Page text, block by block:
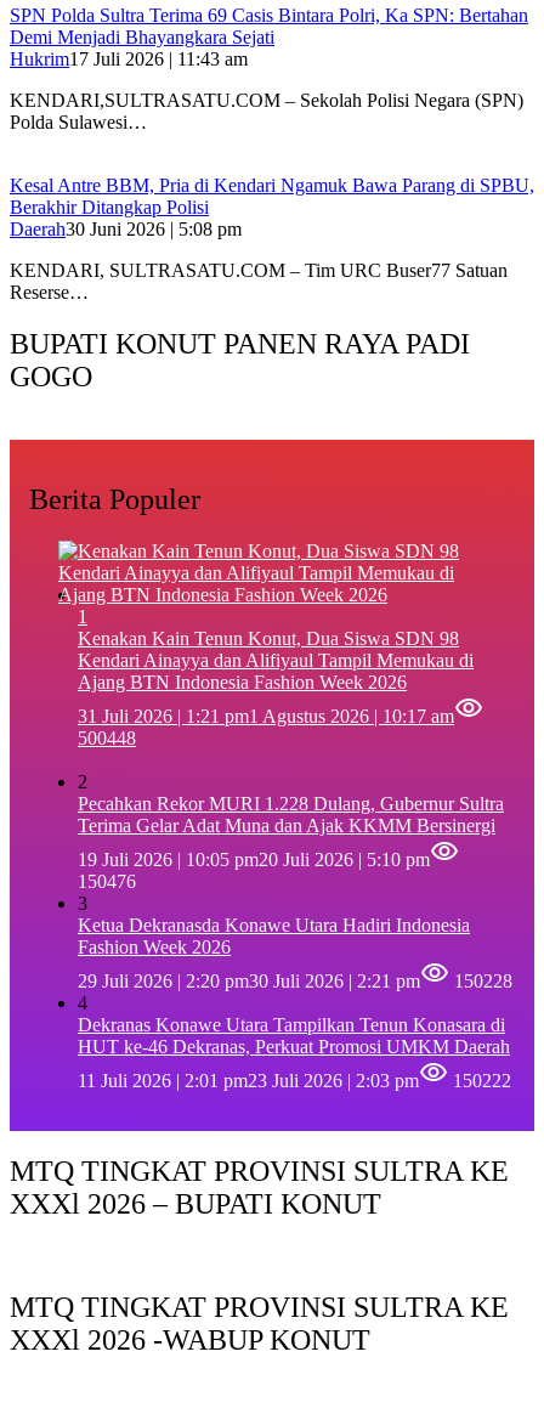
SPN Polda Sultra Terima 69 Casis Bintara Polri, Ka SPN: Bertahan
Demi Menjadi Bhayangkara Sejati
Hukrim17 Juli 2026 | 11:43 am
KENDARI,SULTRASATU.COM – Sekolah Polisi Negara (SPN)
Polda Sulawesi…
Kesal Antre BBM, Pria di Kendari Ngamuk Bawa Parang di SPBU,
Berakhir Ditangkap Polisi
Daerah30 Juni 2026 | 5:08 pm
KENDARI, SULTRASATU.COM – Tim URC Buser77 Satuan
Reserse…
BUPATI KONUT PANEN RAYA PADI
GOGO
Berita Populer
1
‎Kenakan Kain Tenun Konut, Dua Siswa SDN 98
Kendari Ainayya dan Alifiyaul Tampil Memukau di
Ajang BTN Indonesia Fashion Week 2026
31 Juli 2026 | 1:21 pm1 Agustus 2026 | 10:17 am
500448
2
Pecahkan Rekor MURI 1.228 Dulang, Gubernur Sultra
Terima Gelar Adat Muna dan Ajak KKMM Bersinergi
19 Juli 2026 | 10:05 pm20 Juli 2026 | 5:10 pm
150476
3
Ketua Dekranasda Konawe Utara Hadiri Indonesia
Fashion Week 2026
29 Juli 2026 | 2:20 pm30 Juli 2026 | 2:21 pm
150228
4
Dekranas Konawe Utara Tampilkan Tenun Konasara di
HUT ke-46 Dekranas, Perkuat Promosi UMKM Daerah
11 Juli 2026 | 2:01 pm23 Juli 2026 | 2:03 pm 150222
MTQ TINGKAT PROVINSI SULTRA KE
XXXl 2026 – BUPATI KONUT
MTQ TINGKAT PROVINSI SULTRA KE
XXXl 2026 -WABUP KONUT